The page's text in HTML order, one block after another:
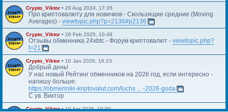
Crypto_Viktor • 20 Aug 2024, 17:35
Про криптовалюту для новичков - Скользящие средние (Moving
Averages) - viewtopic.php?p=2136#p2136
Crypto_Viktor • 26 Feb 2025, 10:48
Отзывы обменника 24xbtc - Форум криптовалют - viewtopic.php?
t=21
Crypto_Viktor • 10 Jan 2026, 16:23
Добрый день!
У нас новый Рейтинг обменников на 2026 год, если интересно -
напишу больше:
https://obmenniki-kriptovalut.com/luchs ... -2026-goda
С ув. Виктор
Crypto_Viktor•10 Apr 2026, 10:00